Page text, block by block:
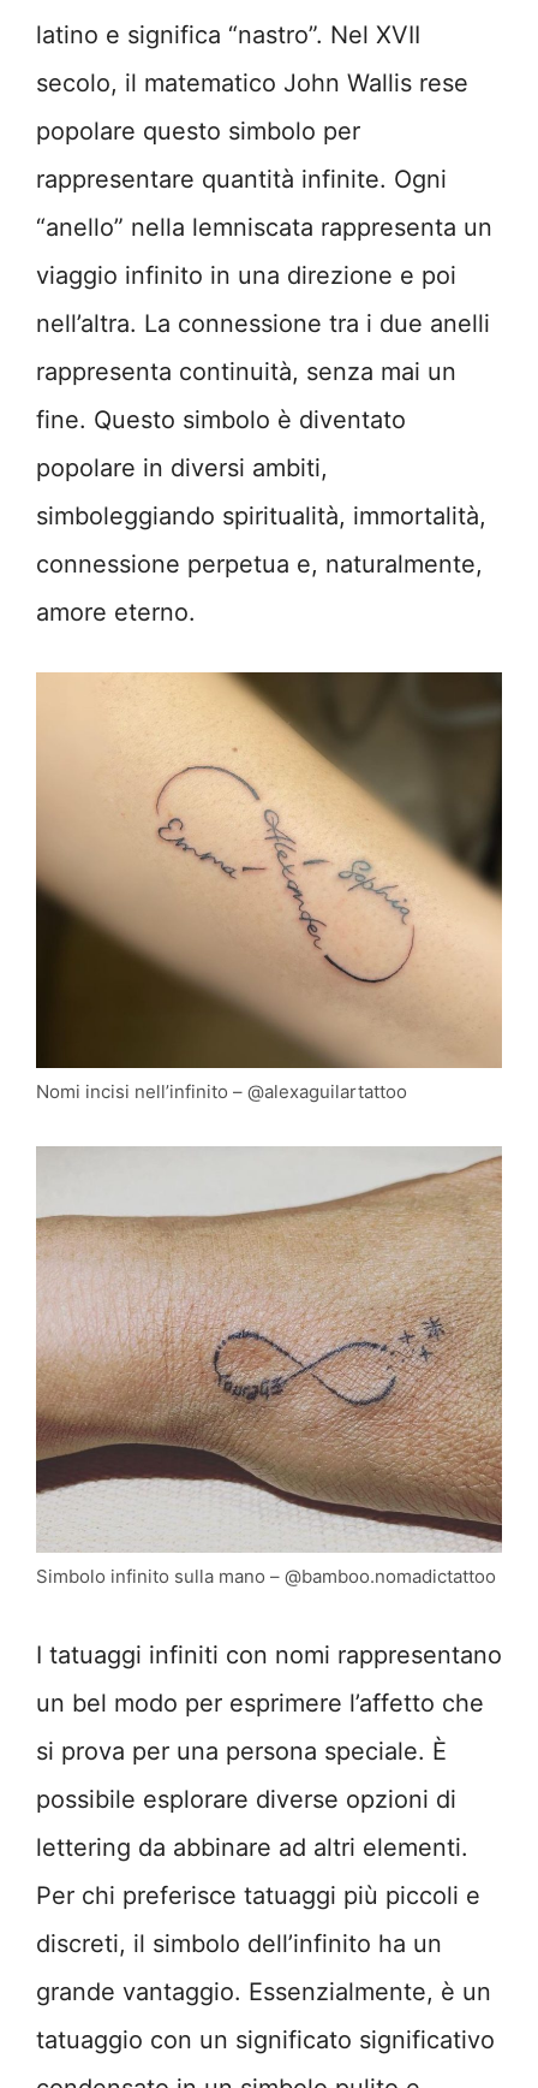
latino e significa “nastro”. Nel XVII
secolo, il matematico John Wallis rese
popolare questo simbolo per
rappresentare quantità infinite. Ogni
“anello” nella lemniscata rappresenta un
viaggio infinito in una direzione e poi
nell’altra. La connessione tra i due anelli
rappresenta continuità, senza mai un
fine. Questo simbolo è diventato
popolare in diversi ambiti,
simboleggiando spiritualità, immortalità,
connessione perpetua e, naturalmente,
amore eterno.
Nomi incisi nell’infinito – @alexaguilartattoo
Simbolo infinito sulla mano – @bamboo.nomadictattoo
I tatuaggi infiniti con nomi rappresentano
un bel modo per esprimere l’affetto che
si prova per una persona speciale. È
possibile esplorare diverse opzioni di
lettering da abbinare ad altri elementi.
Per chi preferisce tatuaggi più piccoli e
discreti, il simbolo dell’infinito ha un
grande vantaggio. Essenzialmente, è un
tatuaggio con un significato significativo